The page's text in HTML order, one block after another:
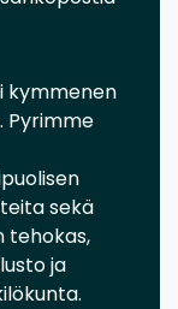
kymmenen
Pyrimme
sekä
tehokas,
ja